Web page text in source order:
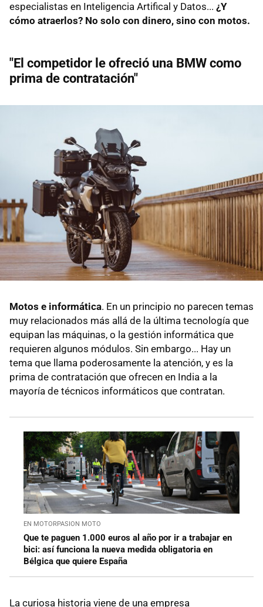
especialistas en Inteligencia Artifical y Datos... ¿Y
cómo atraerlos? No solo con dinero, sino con motos.
"El competidor le ofreció una BMW como
prima de contratación"
Motos e informática. En un principio no parecen temas
muy relacionados más allá de la última tecnología que
equipan las máquinas, o la gestión informática que
requieren algunos módulos. Sin embargo... Hay un
tema que llama poderosamente la atención, y es la
prima de contratación que ofrecen en India a la
mayoría de técnicos informáticos que contratan.
EN MOTORPASION MOTO
Que te paguen 1.000 euros al año por ir a trabajar en
bici: así funciona la nueva medida obligatoria en
Bélgica que quiere España
La curiosa historia viene de una empresa